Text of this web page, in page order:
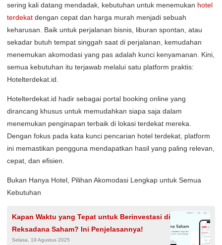
sering kali datang mendadak, kebutuhan untuk menemukan hotel
terdekat dengan cepat dan harga murah menjadi sebuah
keharusan. Baik untuk perjalanan bisnis, liburan spontan, atau
sekadar butuh tempat singgah saat di perjalanan, kemudahan
menemukan akomodasi yang pas adalah kunci kenyamanan. Kini,
semua kebutuhan itu terjawab melalui satu platform praktis:
Hotelterdekat.id.
Hotelterdekat.id hadir sebagai portal booking online yang
dirancang khusus untuk memudahkan siapa saja dalam
menemukan penginapan terbaik di lokasi terdekat mereka.
Dengan fokus pada kata kunci pencarian hotel terdekat, platform
ini memastikan pengguna mendapatkan hasil yang paling relevan,
cepat, dan efisien.
Bukan Hanya Hotel, Pilihan Akomodasi Lengkap untuk Semua
Kebutuhan
Kapan Waktu yang Tepat untuk Berinvestasi di
Reksadana Saham? Ini Penjelasannya!
Selasa, 19 Agustus 2025